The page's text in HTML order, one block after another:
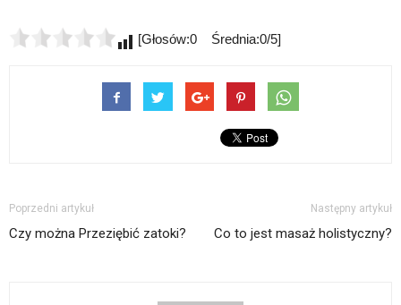
[Głosów:0 Średnia:0/5]
Poprzedni artykuł
Czy można Przeziębić zatoki?
Następny artykuł
Co to jest masaż holistyczny?